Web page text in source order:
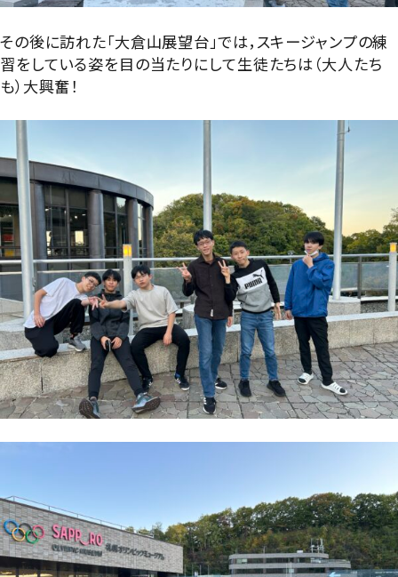
その後に訪れた「大倉山展望台」では，スキージャンプの練
習をしている姿を目の当たりにして生徒たちは（大人たち
も）大興奮！